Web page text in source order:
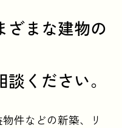
ざまな建物の
ください。
件などの新築、リ